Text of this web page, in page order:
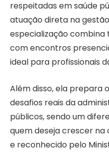
respeitadas em saúde
atuação direta na gestão
especialização
com encontros
ideal para profissionais
Além disso, ela prepara
desafios reais da
públicos, sendo um
quem deseja crescer
e reconhecido pelo